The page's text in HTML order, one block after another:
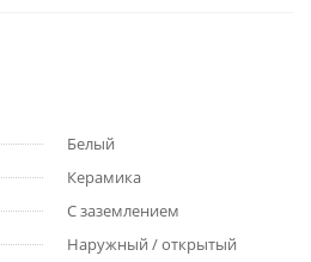
Белый
Керамика
С заземлением
Наружный / открытый